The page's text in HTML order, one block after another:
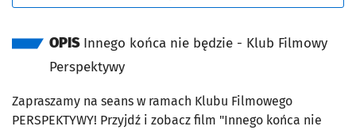
OPIS Innego końca nie będzie - Klub Filmowy
Perspektywy
Zapraszamy na seans w ramach Klubu Filmowego
PERSPEKTYWY! Przyjdź i zobacz film "Innego końca nie